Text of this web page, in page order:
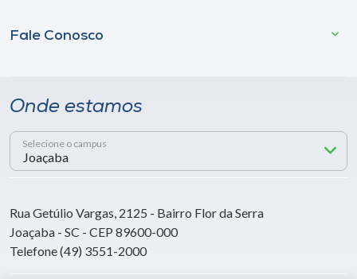
Fale Conosco
Onde estamos
Selecione o campus
Rua Getúlio Vargas, 2125 - Bairro Flor da Serra
Joaçaba - SC - CEP 89600-000
Telefone (49) 3551-2000